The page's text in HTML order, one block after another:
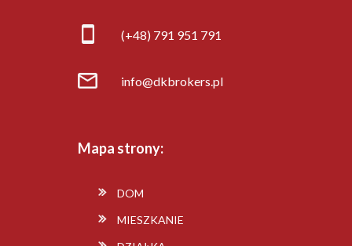
(+48) 791 951 791
info@dkbrokers.pl
Mapa strony:
DOM
MIESZKANIE